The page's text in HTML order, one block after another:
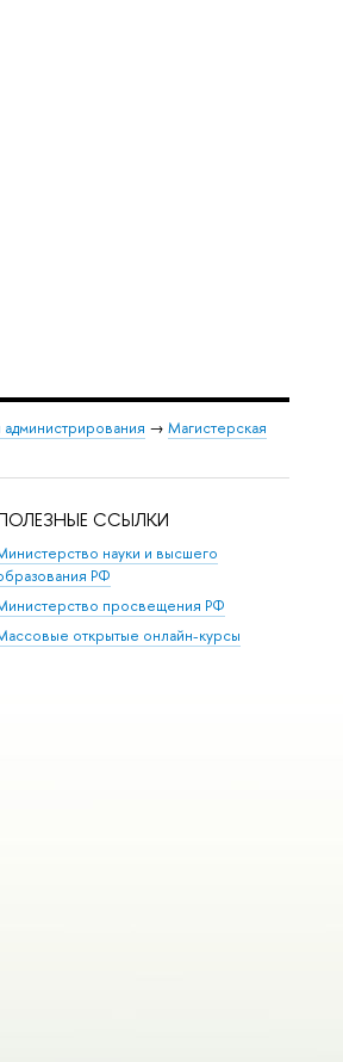
→ Магистерская
ССЫЛКИ
науки и высшего
РФ
просвещения РФ
открытые онлайн-курсы